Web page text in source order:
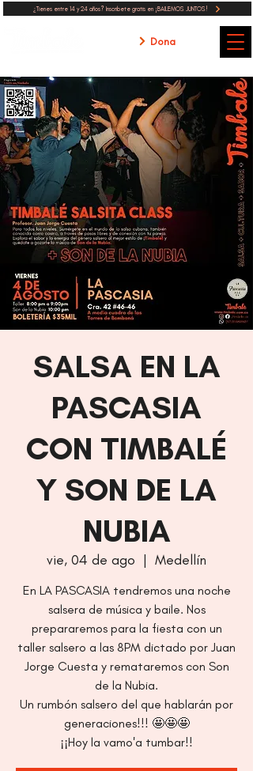
¿Tienes entre 14 y 24 años? Inscribete gratis en ¡BAILEMOS JUNTOS!
Dona
SALSA EN LA
PASCASIA
CON TIMBALÉ
Y SON DE LA
NUBIA
vie, 04 de ago
  |
Medellín
En LA PASCASIA tendremos una noche
salsera de música y baile. Nos
prepararemos para la fiesta con un
taller salsero a las 8PM dictado por Juan
Jorge Cuesta y remataremos con Son
de la Nubia.
Un rumbón salsero del que hablarán por
generaciones!!! 🤩🤩🤩
¡¡Hoy la vamo'a tumbar!!